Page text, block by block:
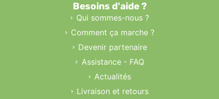
Besoins d'aide ?
Qui sommes-nous ?
Comment ça marche ?
Devenir partenaire
Assistance - FAQ
Actualités
Livraison et retours